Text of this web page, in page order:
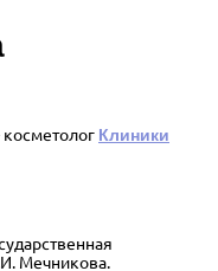
косметолог Клиники
Мечникова.